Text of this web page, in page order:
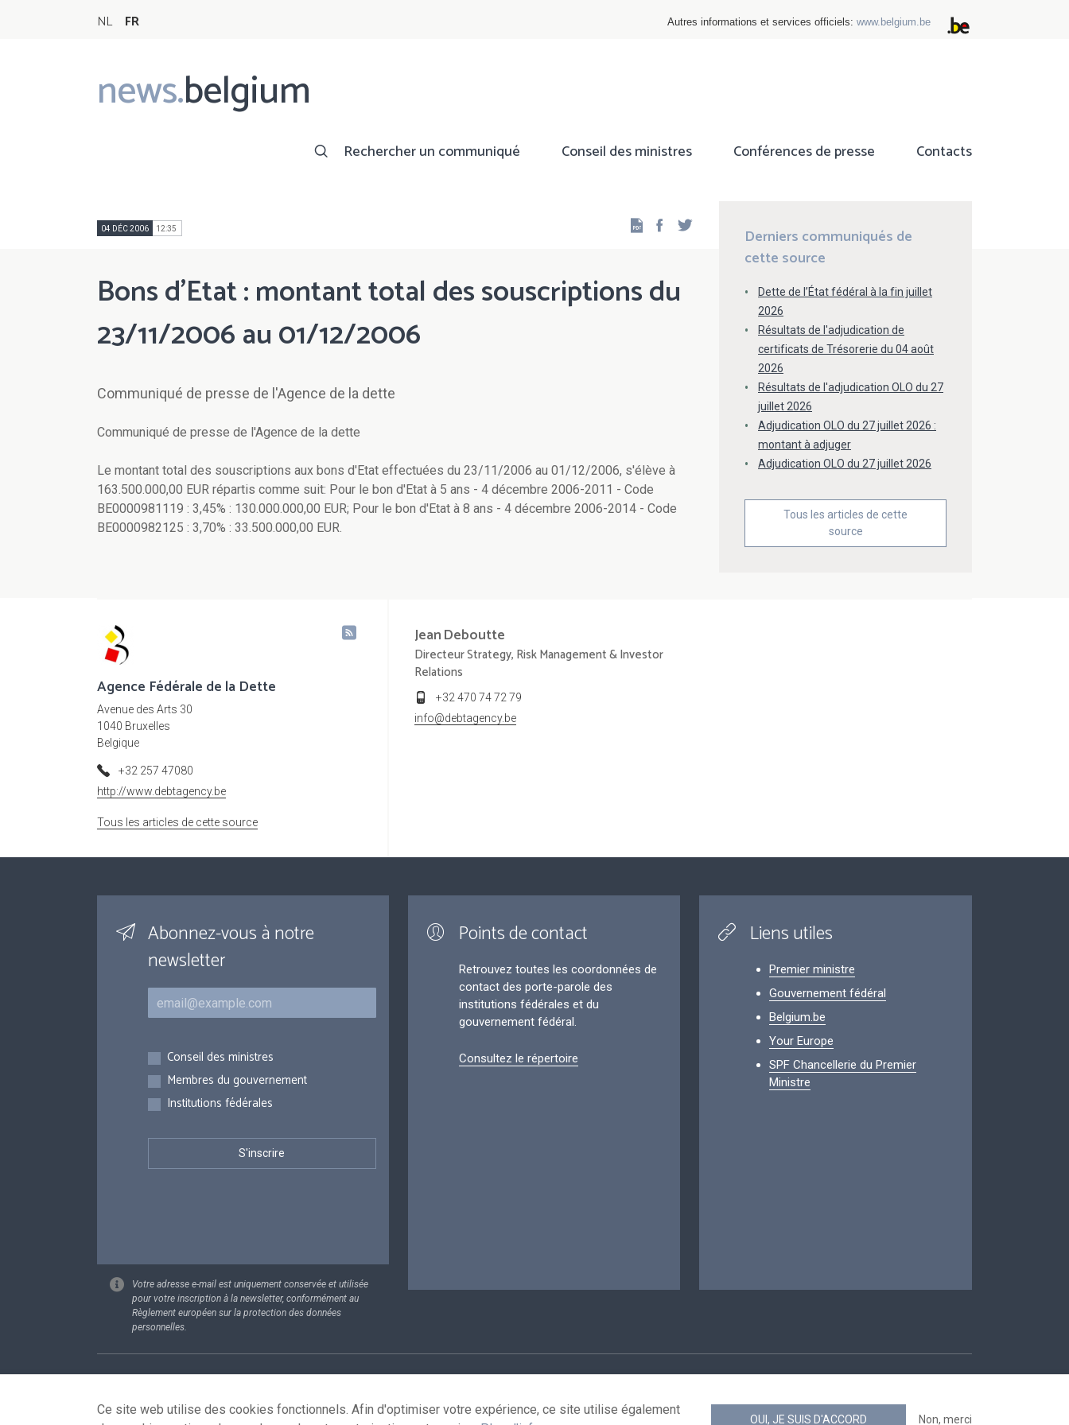
NL FR Autres informations et services officiels: www.belgium.be
news.belgium
Main
navigation
Rechercher un communiqué Conseil des ministres Conférences de presse Contacts
04 DÉC 2006 12:35 Facebook
Bons d'Etat : montant total des souscriptions du
23/11/2006 au 01/12/2006
Communiqué de presse de l'Agence de la dette
Communiqué de presse de l'Agence de la dette
Le montant total des souscriptions aux bons d'Etat effectuées du 23/11/2006 au 01/12/2006, s'élève à
163.500.000,00 EUR répartis comme suit: Pour le bon d'Etat à 5 ans - 4 décembre 2006-2011 - Code
BE0000981119 : 3,45% : 130.000.000,00 EUR; Pour le bon d'Etat à 8 ans - 4 décembre 2006-2014 - Code
BE0000982125 : 3,70% : 33.500.000,00 EUR.
Derniers communiqués de
cette source
Dette de l’État fédéral à la fin juillet
2026
Résultats de l'adjudication de
certificats de Trésorerie du 04 août
2026
Résultats de l'adjudication OLO du 27
juillet 2026
Adjudication OLO du 27 juillet 2026 :
montant à adjuger
Adjudication OLO du 27 juillet 2026
Tous les articles de cette
source
Agence Fédérale de la Dette
Avenue des Arts 30
1040 Bruxelles
Belgique
+32 257 47080
http://www.debtagency.be
Tous les articles de cette source
JeanDeboutte
Directeur Strategy, Risk Management & Investor
Relations
+32 470 74 72 79
info@debtagency.be
Abonnez-vous à notre
newsletter
Courriel
Inscriptions
Conseil des ministres
Membres du gouvernement
Institutions fédérales
Votre adresse e-mail est uniquement conservée et utilisée
pour votre inscription à la newsletter, conformément au
Règlement européen sur la protection des données
personnelles.
Points de contact
Retrouvez toutes les coordonnées de
contact des porte-parole des
institutions fédérales et du
gouvernement fédéral.
Consultez le répertoire
Liens utiles
Premier ministre
Gouvernement fédéral
Belgium.be
Your Europe
SPF Chancellerie du Premier
Ministre
Footer
Ce site web utilise des cookies fonctionnels. Afin d'optimiser votre expérience, ce site utilise également
OUI, JE SUIS D'ACCORD Non, merci